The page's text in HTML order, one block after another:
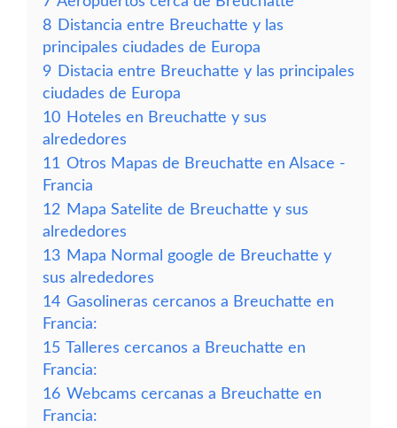
8 Distancia entre Breuchatte y las
principales ciudades de Europa
9 Distacia entre Breuchatte y las principales
ciudades de Europa
10 Hoteles en Breuchatte y sus
alrededores
11 Otros Mapas de Breuchatte en Alsace -
Francia
12 Mapa Satelite de Breuchatte y sus
alrededores
13 Mapa Normal google de Breuchatte y
sus alrededores
14 Gasolineras cercanos a Breuchatte en
Francia:
15 Talleres cercanos a Breuchatte en
Francia:
16 Webcams cercanas a Breuchatte en
Francia: